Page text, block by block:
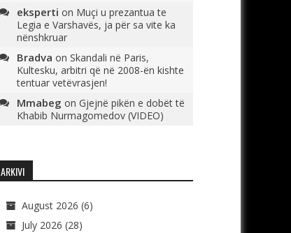
eksperti on Muçi u prezantua te
Legia e Varshavës, ja për sa vite ka
nënshkruar
Bradva on Skandali në Paris,
Kultesku, arbitri që në 2008-ën kishte
tentuar vetëvrasjen!
Mmabeg on Gjejnë pikën e dobët të
Khabib Nurmagomedov (VIDEO)
ARKIVI
August 2026 (6)
July 2026 (28)